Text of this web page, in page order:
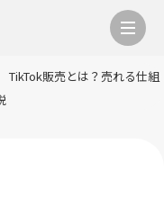
TikTok販売とは？売れる仕組